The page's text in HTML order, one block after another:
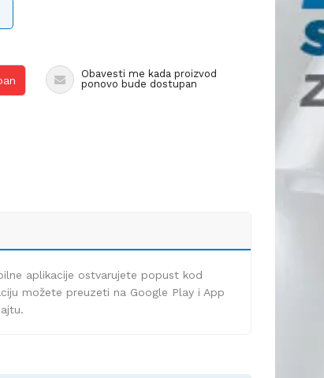
Obavesti me kada proizvod
ponovo bude dostupan
aplikacije ostvarujete popust kod
možete preuzeti na Google Play i App